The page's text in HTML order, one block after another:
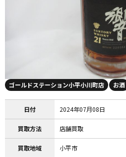
ゴールドステーション小平小川町店 お酒
日付 2024年07月08日
買取方法 店舗買取
買取地域 小平市